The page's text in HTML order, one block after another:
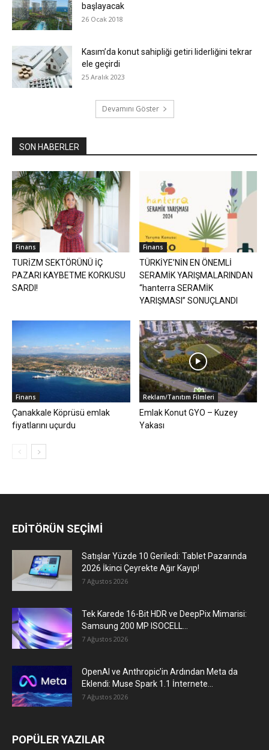
başlayacak
26 Ocak 2018
Kasım’da konut sahipliği getiri liderliğini tekrar
ele geçirdi
25 Aralık 2023
Devamını Göster
SON HABERLER
Finans
TURİZM SEKTÖRÜNÜ İÇ
PAZARI KAYBETME KORKUSU
SARDI!
Finans
TÜRKİYE’NİN EN ÖNEMLİ
SERAMİK YARIŞMALARINDAN
“hanterra SERAMİK
YARIŞMASI” SONUÇLANDI
Finans
Çanakkale Köprüsü emlak
fiyatlarını uçurdu
Reklam/Tanıtım Filmleri
Emlak Konut GYO – Kuzey
Yakası
EDİTÖRÜN SEÇİMİ
Satışlar Yüzde 10 Geriledi: Tablet Pazarında
2026 İkinci Çeyrekte Ağır Kayıp!
7 Ağustos 2026
Tek Karede 16-Bit HDR ve DeepPix Mimarisi:
Samsung 200 MP ISOCELL...
7 Ağustos 2026
OpenAI ve Anthropic’in Ardından Meta da
Eklendi: Muse Spark 1.1 İnternete...
7 Ağustos 2026
POPÜLER YAZILAR